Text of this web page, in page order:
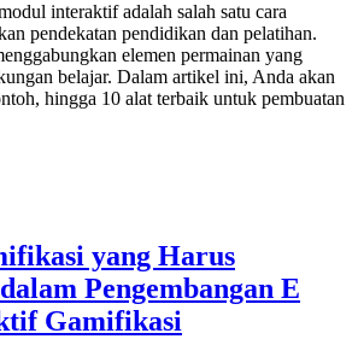
interaktif adalah salah satu cara
pendekatan pendidikan dan pelatihan.
elemen permainan yang
belajar. Dalam artikel ini, Anda akan
hingga 10 alat terbaik untuk pembuatan
yang Harus
Pengembangan E
Gamifikasi